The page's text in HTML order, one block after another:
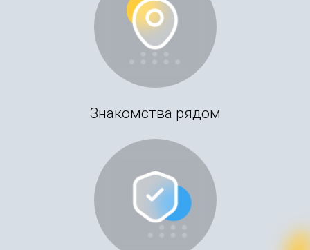
Знакомства рядом